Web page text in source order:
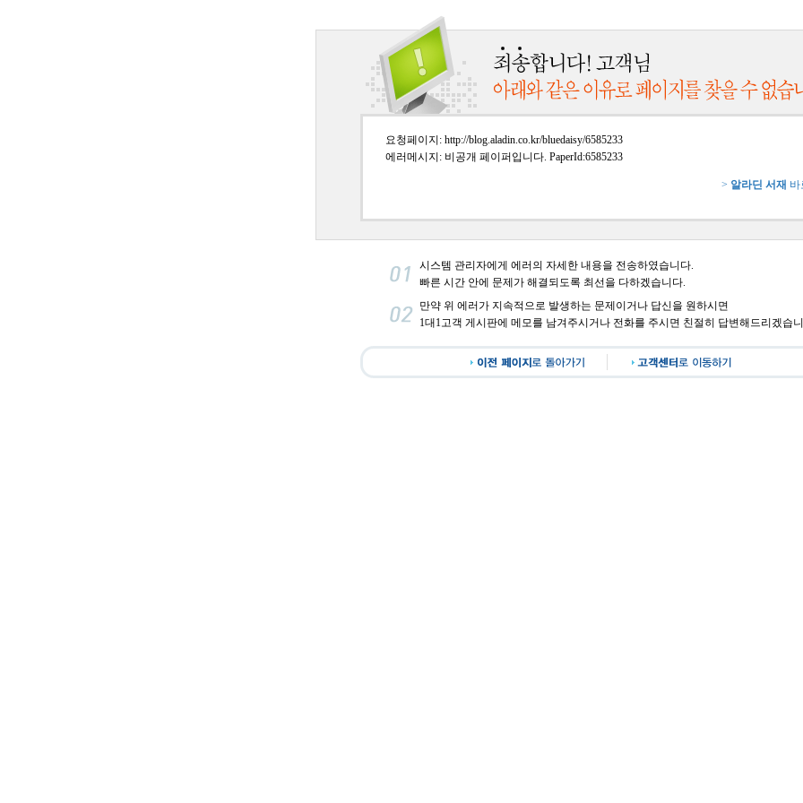
요청페이지: http://blog.aladin.co.kr/bluedaisy/6585233
에러메시지: 비공개 페이퍼입니다. PaperId:6585233
> 알라딘 서재 바
시스템 관리자에게 에러의 자세한 내용을 전송하였습니다.
빠른 시간 안에 문제가 해결되도록 최선을 다하겠습니다.
만약 위 에러가 지속적으로 발생하는 문제이거나 답신을 원하시면
1대1고객 게시판에 메모를 남겨주시거나 전화를 주시면 친절히 답변해드리겠습